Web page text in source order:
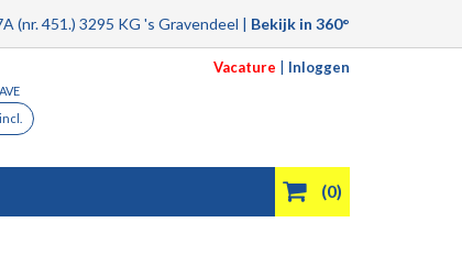
(nr. 451.) 3295 KG 's Gravendeel | Bekijk in 360°
incl.
Vacature Inloggen
(0)